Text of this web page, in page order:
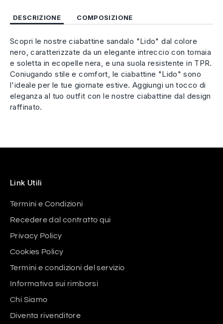
DESCRIZIONE COMPOSIZIONE
Scopri le nostre ciabattine sandalo "Lido" dal colore
nero, caratterizzate da un elegante intreccio con tomaia
e soletta in ecopelle nera, e una suola resistente in TPR.
Coniugando stile e comfort, le ciabattine "Lido" sono
l'ideale per le tue giornate estive. Aggiungi un tocco di
eleganza al tuo outfit con le nostre ciabattine dal design
raffinato.
Link Utili
Termini e Condizioni
Recedere dal contratto qui
Privacy Policy
Cookies Policy
Termini e condizioni del servizio
Informativa sui rimborsi
Chi Siamo
Diventa rivenditore